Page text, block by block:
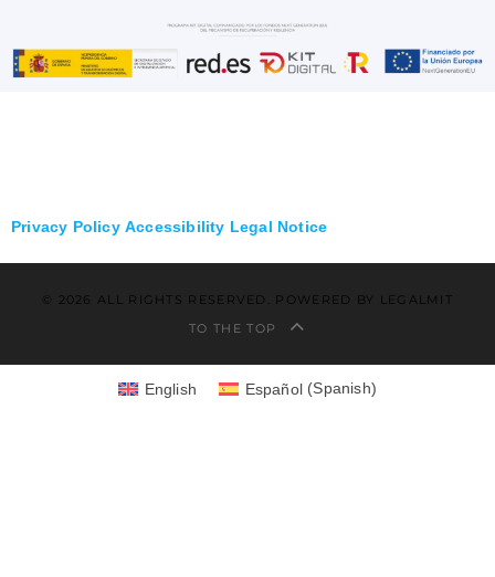
Privacy Policy Accessibility Legal Notice
© 2026 ALL RIGHTS RESERVED. POWERED BY LEGALMIT
TO THE TOP
English Español(Spanish)